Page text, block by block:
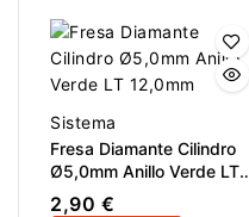
ungueal.
Sistema
Fresa Diamante Cilindro
Ø5,0mm Anillo Verde LT
12,0mm
2,90 €